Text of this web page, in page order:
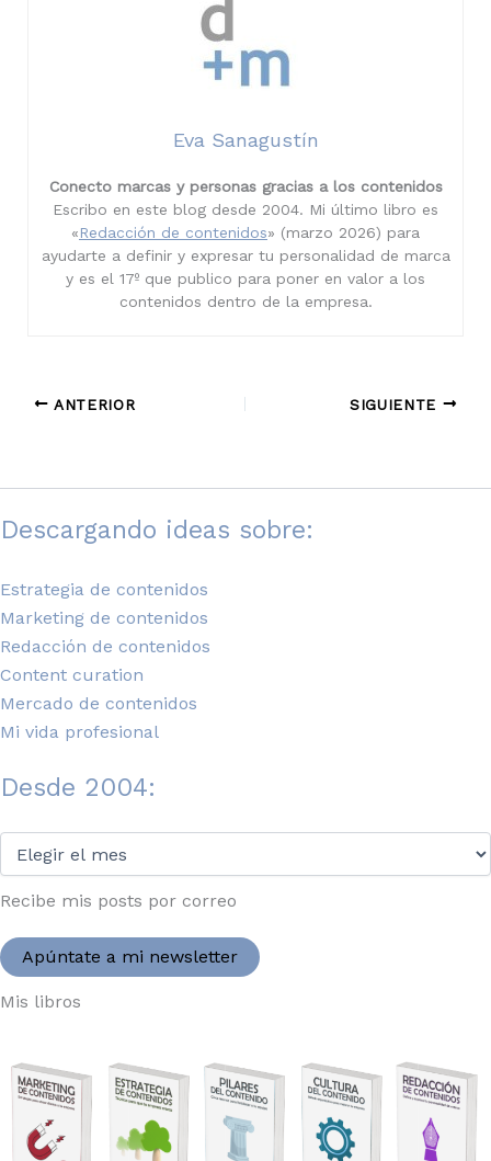
Eva Sanagustín
Conecto marcas y personas gracias a los contenidos
Escribo en este blog desde 2004. Mi último libro es
«Redacción de contenidos» (marzo 2026) para
ayudarte a definir y expresar tu personalidad de marca
y es el 17º que publico para poner en valor a los
contenidos dentro de la empresa.
ANTERIOR SIGUIENTE
Descargando ideas sobre:
Estrategia de contenidos
Marketing de contenidos
Redacción de contenidos
Content curation
Mercado de contenidos
Mi vida profesional
Desde 2004:
2004:
Recibe mis posts por correo
Apúntate a mi newsletter
Mis libros